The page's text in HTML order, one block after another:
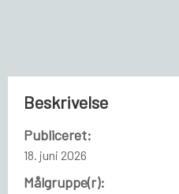
Beskrivelse
Publiceret:
18. juni 2026
Målgruppe(r):